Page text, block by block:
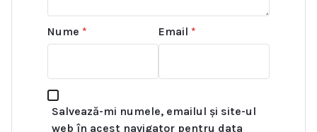
Nume * Email *
Salvează-mi numele, emailul și site-ul
web în acest navigator pentru data